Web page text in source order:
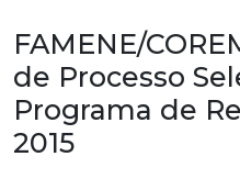
FAMENE/
de Processo
Programa de
2015